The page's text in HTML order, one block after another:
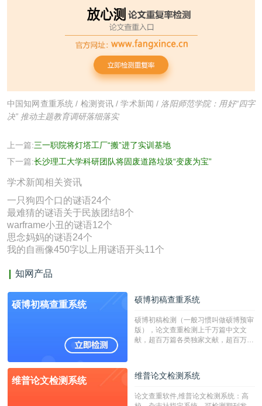
中国知网查重系统 / 检测资讯 /学术新闻 / 洛阳师范学院：用好“四字
决” 推动主题教育调研落细落实
上一篇:三一职院将灯塔工厂“搬”进了实训基地
下一篇:长沙理工大学科研团队将固废道路垃圾“变废为宝”
学术新闻相关资讯
一只狗四个口的谜语24个
最难猜的谜语关于民族团结8个
warframe小丑的谜语12个
思念妈妈的谜语24个
我的自画像450字以上用谜语开头11个
知网产品
硕博初稿查重系统 硕博初稿查重系统
硕博初稿检测（一般习惯叫做硕博预审
版），论文查重检测上千万篇中文文
献，超百万篇各类独家文献，超百万港
校用来检测硕博论文的系统，检测范围
广，数据来源真实，检测算法合理!本
字符数30万）
维普论文检测系统 维普论文检测系统
论文查重软件,维普论文检测系统：高